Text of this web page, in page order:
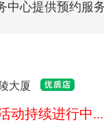
中心提供预约服
大厦
动持续进行中...